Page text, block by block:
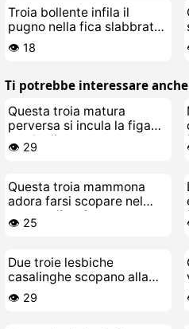
Troia bollente infila il
pugno nella fica slabbrata
di una MILF pervertita
👁️ 18
Ti potrebbe interessare
Questa troia matura
perversa si incula la figa
con le dita
👁️ 29
Questa troia mammona
adora farsi scopare nel
campo di mais
👁️ 25
Due troie lesbiche
casalinghe scopano alla
grande
👁️ 29